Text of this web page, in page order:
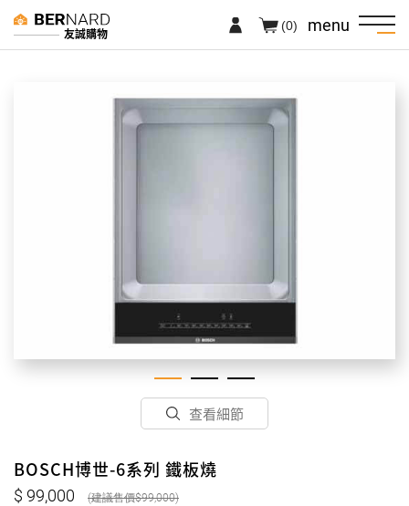
友誠購物 menu
(0)
查看細節
BOSCH博世-6系列 鐵板燒
99,000 99,000